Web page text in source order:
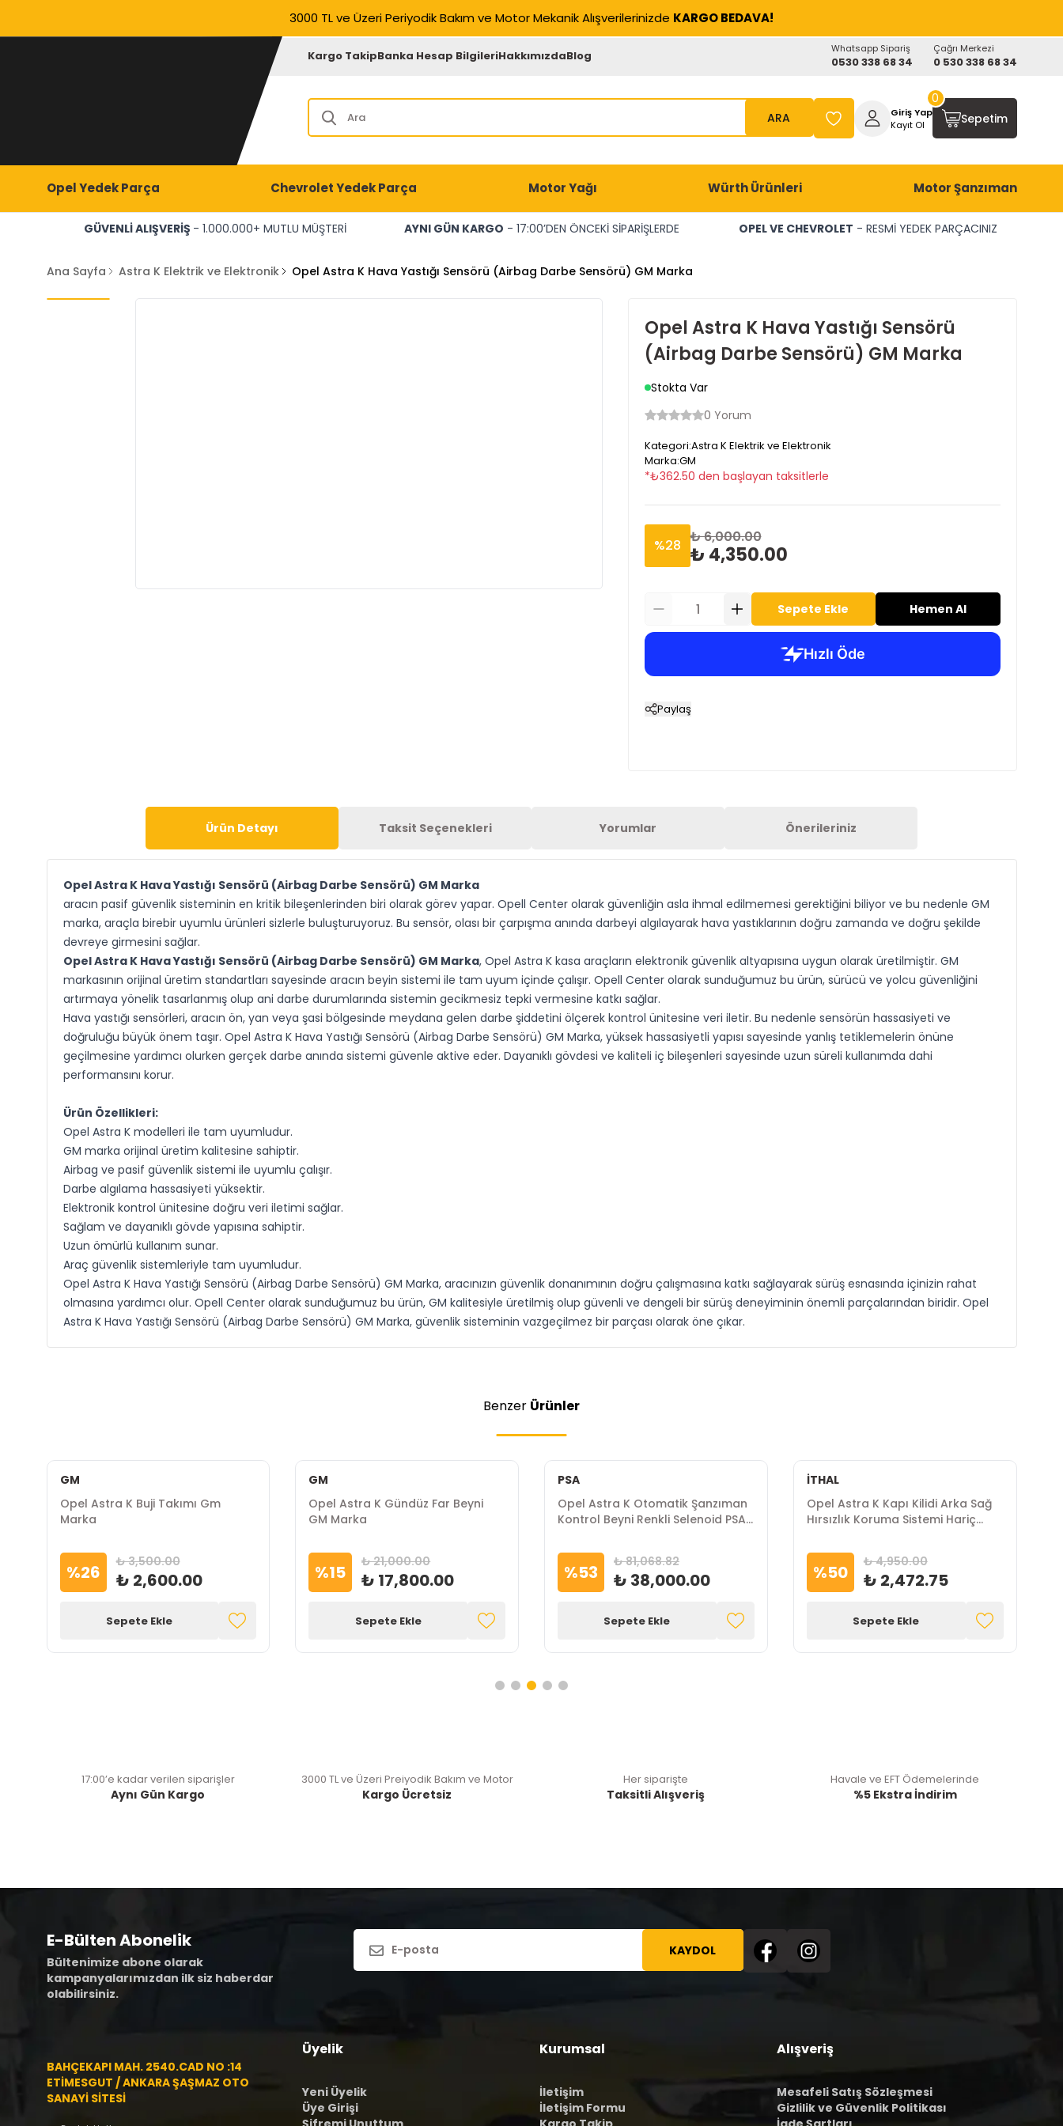
3000 TL ve Üzeri Periyodik Bakım ve Motor Mekanik Alışverilerinizde KARGO BEDAVA!
Kargo TakipBanka Hesap BilgileriHakkımızdaBlog Whatsapp Sipariş
0530 338 68 34
Çağrı Merkezi
0 530 338 68 34
ARA
Giriş Yap
Kayıt Ol
Sepetim
0
Opel Yedek Parça Chevrolet Yedek Parça Motor Yağı Würth Ürünleri Motor Şanzıman
GÜVENLİ ALIŞVERİŞ - 1.000.000+ MUTLU MÜŞTERİ AYNI GÜN KARGO - 17:00’DEN ÖNCEKİ SİPARİŞLERDE OPEL VE CHEVROLET - RESMİ YEDEK PARÇACINIZ
Ana Sayfa Astra K Elektrik ve Elektronik Opel Astra K Hava Yastığı Sensörü (Airbag Darbe Sensörü) GM Marka
Opel Astra K Hava Yastığı Sensörü
(Airbag Darbe Sensörü) GM Marka
Stokta Var
0 Yorum
Kategori:Astra K Elektrik ve Elektronik
Marka:GM
*₺362.50 den başlayan taksitlerle
%28 ₺ 6,000.00
₺ 4,350.00
Sepete Ekle Hemen Al
Paylaş
Ürün Detayı Taksit Seçenekleri Yorumlar Önerileriniz
Opel Astra K Hava Yastığı Sensörü (Airbag Darbe Sensörü) GM Marka
aracın pasif güvenlik sisteminin en kritik bileşenlerinden biri olarak görev yapar. Opell Center olarak güvenliğin asla ihmal edilmemesi gerektiğini biliyor ve bu nedenle GM
marka, araçla birebir uyumlu ürünleri sizlerle buluşturuyoruz. Bu sensör, olası bir çarpışma anında darbeyi algılayarak hava yastıklarının doğru zamanda ve doğru şekilde
devreye girmesini sağlar.
Opel Astra K Hava Yastığı Sensörü (Airbag Darbe Sensörü) GM Marka, Opel Astra K kasa araçların elektronik güvenlik altyapısına uygun olarak üretilmiştir. GM
markasının orijinal üretim standartları sayesinde aracın beyin sistemi ile tam uyum içinde çalışır. Opell Center olarak sunduğumuz bu ürün, sürücü ve yolcu güvenliğini
artırmaya yönelik tasarlanmış olup ani darbe durumlarında sistemin gecikmesiz tepki vermesine katkı sağlar.
Hava yastığı sensörleri, aracın ön, yan veya şasi bölgesinde meydana gelen darbe şiddetini ölçerek kontrol ünitesine veri iletir. Bu nedenle sensörün hassasiyeti ve
doğruluğu büyük önem taşır. Opel Astra K Hava Yastığı Sensörü (Airbag Darbe Sensörü) GM Marka, yüksek hassasiyetli yapısı sayesinde yanlış tetiklemelerin önüne
geçilmesine yardımcı olurken gerçek darbe anında sistemi güvenle aktive eder. Dayanıklı gövdesi ve kaliteli iç bileşenleri sayesinde uzun süreli kullanımda dahi
performansını korur.
Ürün Özellikleri:
Opel Astra K modelleri ile tam uyumludur.
GM marka orijinal üretim kalitesine sahiptir.
Airbag ve pasif güvenlik sistemi ile uyumlu çalışır.
Darbe algılama hassasiyeti yüksektir.
Elektronik kontrol ünitesine doğru veri iletimi sağlar.
Sağlam ve dayanıklı gövde yapısına sahiptir.
Uzun ömürlü kullanım sunar.
Araç güvenlik sistemleriyle tam uyumludur.
Opel Astra K Hava Yastığı Sensörü (Airbag Darbe Sensörü) GM Marka, aracınızın güvenlik donanımının doğru çalışmasına katkı sağlayarak sürüş esnasında içinizin rahat
olmasına yardımcı olur. Opell Center olarak sunduğumuz bu ürün, GM kalitesiyle üretilmiş olup güvenli ve dengeli bir sürüş deneyiminin önemli parçalarından biridir. Opel
Astra K Hava Yastığı Sensörü (Airbag Darbe Sensörü) GM Marka, güvenlik sisteminin vazgeçilmez bir parçası olarak öne çıkar.
Benzer Ürünler
GM
Opel Astra K Buji Takımı Gm
Marka
%26 ₺ 3,500.00
₺ 2,600.00
Sepete Ekle
GM
Opel Astra K Gündüz Far Beyni
GM Marka
%15 ₺ 21,000.00
₺ 17,800.00
Sepete Ekle
PSA
Opel Astra K Otomatik Şanzıman
Kontrol Beyni Renkli Selenoid PSA
%53 ₺ 81,068.82
₺ 38,000.00
Sepete Ekle
İTHAL
Opel Astra K Kapı Kilidi Arka Sağ
Hırsızlık Koruma Sistemi Hariç
%50 ₺ 4,950.00
₺ 2,472.75
Sepete Ekle
17:00’e kadar verilen siparişler
Aynı Gün Kargo
3000 TL ve Üzeri Preiyodik Bakım ve Motor
Kargo Ücretsiz
Her siparişte
Taksitli Alışveriş
Havale ve EFT Ödemelerinde
%5 Ekstra İndirim
E-Bülten Abonelik
Bültenimize abone olarak
kampanyalarımızdan ilk siz haberdar
olabilirsiniz.
KAYDOL
BAHÇEKAPI MAH. 2540.CAD NO :14
ETİMESGUT / ANKARA ŞAŞMAZ OTO
SANAYİ SİTESİ
Üyelik
Yeni Üyelik
Üye Girişi
Kurumsal
İletişim
İletişim Formu
Alışveriş
Mesafeli Satış Sözleşmesi
Gizlilik ve Güvenlik Politikası